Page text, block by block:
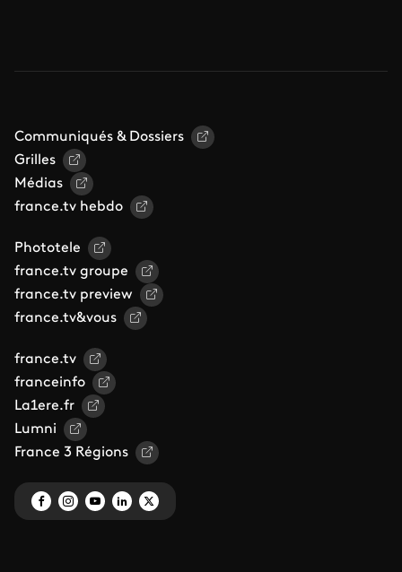
Communiqués & Dossiers
Grilles
Médias
france.tv hebdo
Phototele
france.tv groupe
france.tv preview
france.tv&vous
france.tv
franceinfo
La1ere.fr
Lumni
France 3 Régions